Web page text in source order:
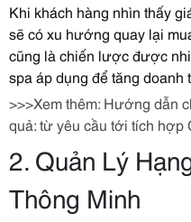
Khi khách hàng nhìn thấy
sẽ có xu hướng quay lại
cũng là chiến lược được
spa áp dụng để tăng doanh
>>>Xem thêm: Hướng dẫn
quả: từ yêu cầu tới tích hợp
2. Quản Lý
Thông Minh